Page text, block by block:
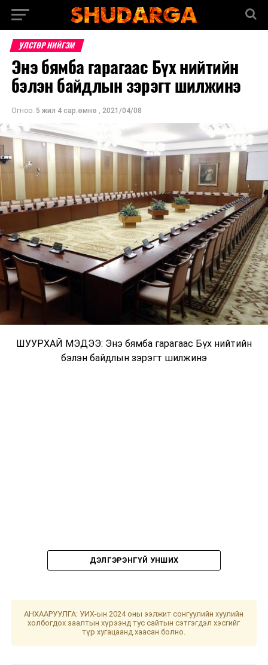
УЛСТӨР НИЙГЭМ
Энэ бямба гарагаас Бүх нийтийн
бэлэн байдлын зэрэгт шилжинэ
Огноо: 5 жил 4 сар.өмнө , 2021/04/08
ШУУРХАЙ МЭДЭЭ: Энэ бямба гарагаас Бүх нийтийн
бэлэн байдлын зэрэгт шилжинэ
УНШСАН: 3244
Л.Оюун-Эрдэнэ:Иргэн бүрд 300 мянган төгрөг олгоно
ДЭЛГЭРЭНГҮЙ УНШИХ
АНХААРУУЛГА: УИХ-ын 2024 оны ээлжит сонгуулийн хуулийн
холбогдох заалтын хүрээнд тус сайтын сэтгэгдэл хэсгийг
түр хугацаанд хаасан болно.